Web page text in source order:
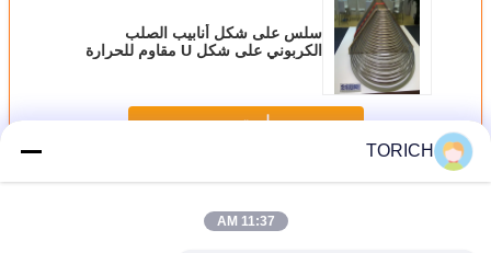
سلس على شكل أنابيب الصلب
الكربوني على شكل U مقاوم للحرارة
استمر
أكثركربون فولاذ أنبوب
TORICH
11:37 AM